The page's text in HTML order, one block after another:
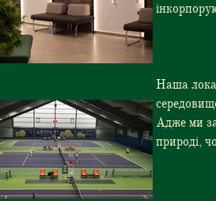
Наша
Адже ми
природі,